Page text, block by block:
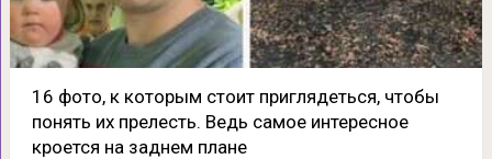
16 фото, к которым стоит приглядеться, чтобы
понять их прелесть. Ведь самое интересное
кроется на заднем плане